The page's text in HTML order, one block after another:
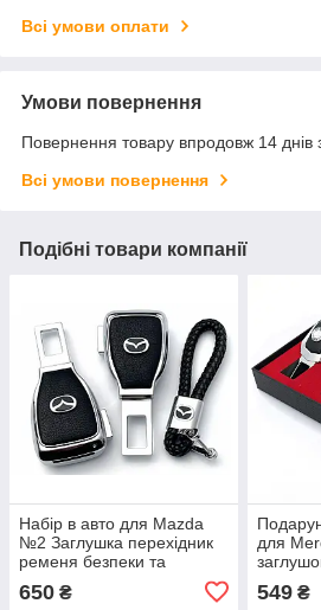
Всі умови оплати
Умови повернення
Повернення товару впродовж 14 днів
Всі умови повернення
Подібні товари компанії
Набір в авто для Mazda
№2 Заглушка перехідник
ременя безпеки та
650 ₴
для
549₴